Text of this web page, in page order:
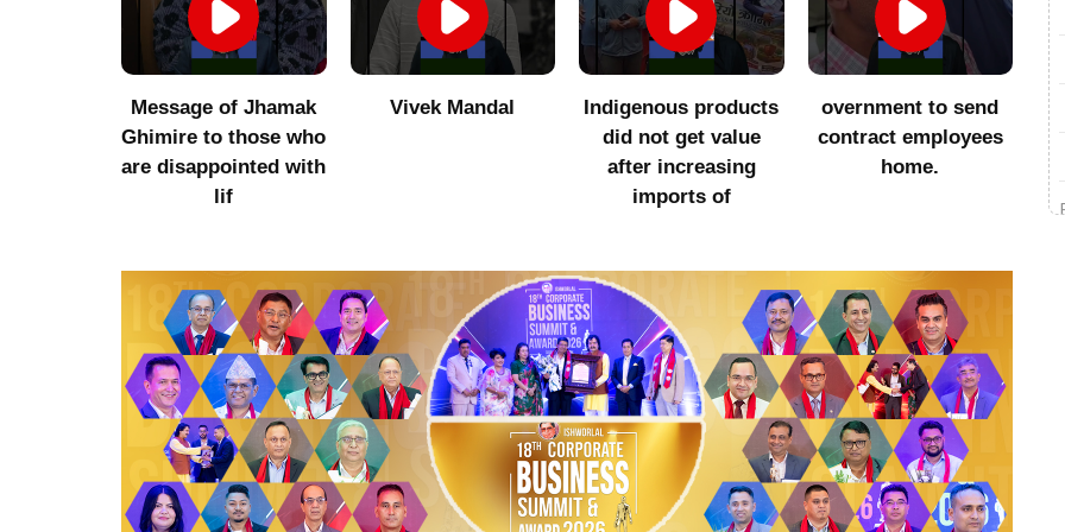
Message of Jhamak
Ghimire to those who
are disappointed with
lif
Vivek Mandal
Indigenous products
did not get value
after increasing
imports of
overnment to send
contract employees
home.